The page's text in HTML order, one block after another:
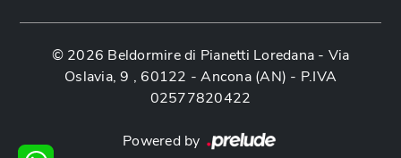
© 2026 Beldormire di Pianetti Loredana - Via
Oslavia, 9 , 60122 - Ancona (AN) - P.IVA
02577820422
Powered by